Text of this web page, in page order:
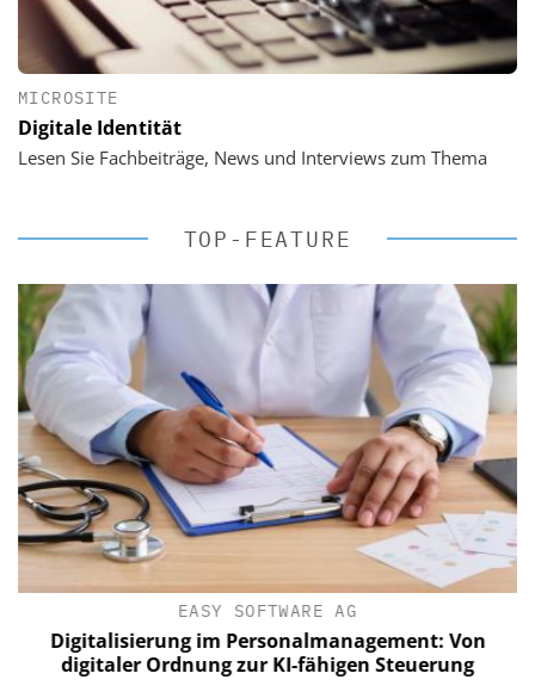
MICROSITE
Digitale Identität
Lesen Sie Fachbeiträge, News und Interviews zum Thema
TOP-FEATURE
EASY SOFTWARE AG
Digitalisierung im Personalmanagement: Von
digitaler Ordnung zur KI-fähigen Steuerung